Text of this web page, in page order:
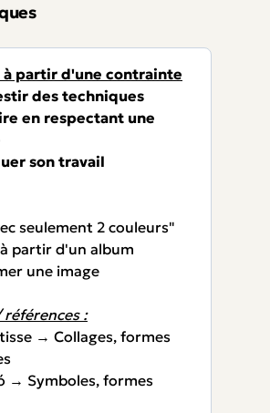
à partir d'une contrainte
des techniques
en respectant une
son travail
seulement 2 couleurs"
partir d'un album
une image
:
→ Collages, formes
→ Symboles, formes